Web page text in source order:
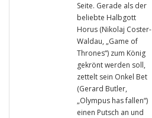
Seite. Gerade als der
beliebte Halbgott
Horus (Nikolaj Coster-
Waldau, „Game of
Thrones“) zum König
gekrönt werden soll,
zettelt sein Onkel Bet
(Gerard Butler,
„Olympus has fallen“)
einen Putsch an und